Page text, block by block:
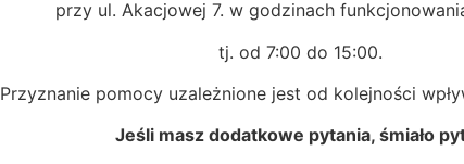
przy ul. Akacjowej 7. w godzinach
tj. od 7:00 do 15:00.
Przyznanie pomocy uzależnione jest od kolejności
Jeśli masz dodatkowe pytania, śmiało